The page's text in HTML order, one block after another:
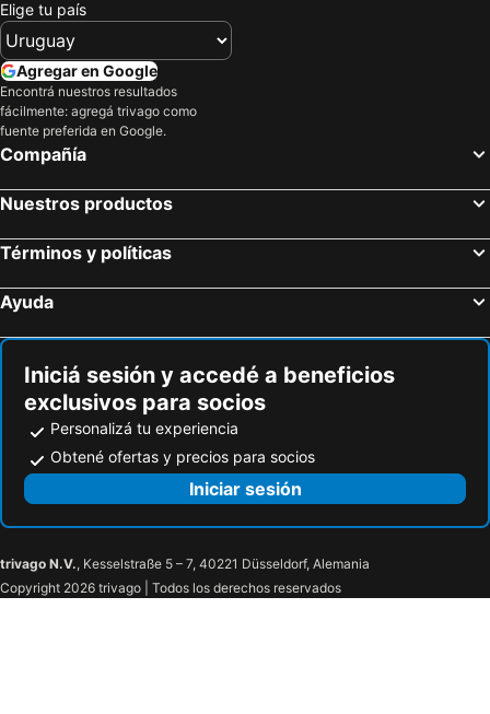
Elige tu país
Agregar en Google
Encontrá nuestros resultados
fácilmente: agregá trivago como
fuente preferida en Google.
Compañía
Nuestros productos
Términos y políticas
Ayuda
Iniciá sesión y accedé a beneficios
exclusivos para socios
Personalizá tu experiencia
Obtené ofertas y precios para socios
Iniciar sesión
trivago N.V., Kesselstraße 5 – 7, 40221 Düsseldorf, Alemania
Copyright 2026 trivago | Todos los derechos reservados